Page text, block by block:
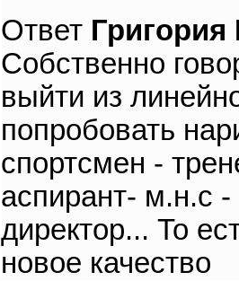
Ответ
Собственно
выйти из
попробовать
спортсмен -
аспирант- м.н.с
директор... То
новое качество